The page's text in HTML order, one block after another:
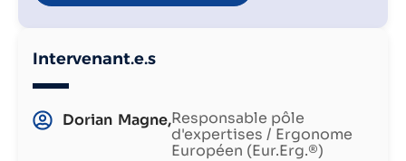
Intervenant.e.s
Dorian Magne,Responsable pôle
d'expertises / Ergonome
Européen (Eur.Erg.®)